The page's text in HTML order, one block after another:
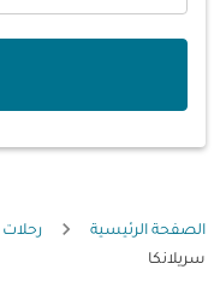
الصفحة الرئيسية رحلات
سريلانكا